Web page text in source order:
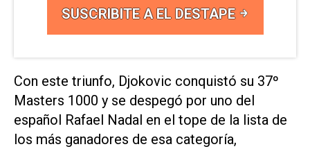
SUSCRIBITE A EL DESTAPE
Con este triunfo, Djokovic conquistó su 37º
Masters 1000 y se despegó por uno del
español Rafael Nadal en el tope de la lista de
los más ganadores de esa categoría,